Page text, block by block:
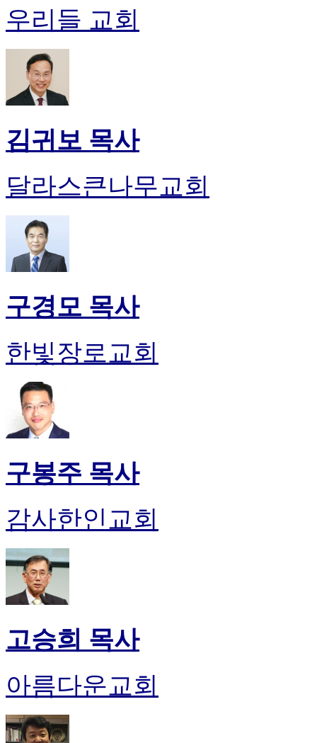
우리들 교회
김귀보 목사
달라스큰나무교회
구경모 목사
한빛장로교회
구봉주 목사
감사한인교회
고승희 목사
아름다운교회